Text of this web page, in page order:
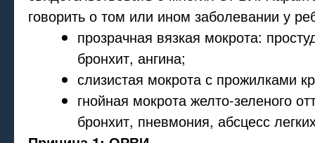
говорить о том или ином заболевании у
прозрачная вязкая мокрота:
бронхит, ангина;
слизистая мокрота с прожилками
гнойная мокрота желто-зеленого
бронхит, пневмония, абсцесс